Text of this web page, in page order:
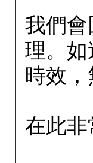
我們
理。
時效，
在此